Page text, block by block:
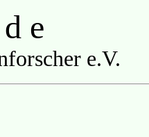
e
e.V.